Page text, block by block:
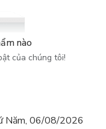
nào
của chúng tôi!
Năm, 06/08/2026